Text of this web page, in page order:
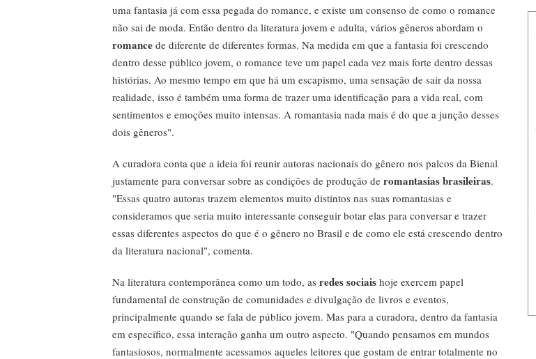
uma fantasia já com essa pegada do romance, e existe um consenso de como o romance
não sai de moda. Então dentro da literatura jovem e adulta, vários gêneros abordam o
romance de diferente de diferentes formas. Na medida em que a fantasia foi crescendo
dentro desse público jovem, o romance teve um papel cada vez mais forte dentro dessas
histórias. Ao mesmo tempo em que há um escapismo, uma sensação de sair da nossa
realidade, isso é também uma forma de trazer uma identificação para a vida real, com
sentimentos e emoções muito intensas. A romantasia nada mais é do que a junção desses
dois gêneros".
A curadora conta que a ideia foi reunir autoras nacionais do gênero nos palcos da Bienal
justamente para conversar sobre as condições de produção de romantasias brasileiras.
"Essas quatro autoras trazem elementos muito distintos nas suas romantasias e
consideramos que seria muito interessante conseguir botar elas para conversar e trazer
essas diferentes aspectos do que é o gênero no Brasil e de como ele está crescendo dentro
da literatura nacional", comenta.
Na literatura contemporânea como um todo, as redes sociais hoje exercem papel
fundamental de construção de comunidades e divulgação de livros e eventos,
principalmente quando se fala de público jovem. Mas para a curadora, dentro da fantasia
em específico, essa interação ganha um outro aspecto. "Quando pensamos em mundos
fantasiosos, normalmente acessamos aqueles leitores que gostam de entrar totalmente no